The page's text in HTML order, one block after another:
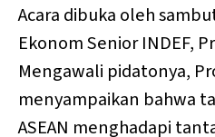
Acara dibuka oleh
Ekonom Senior INDEF,
Mengawali pidatonya,
menyampaikan bahwa
ASEAN menghadapi